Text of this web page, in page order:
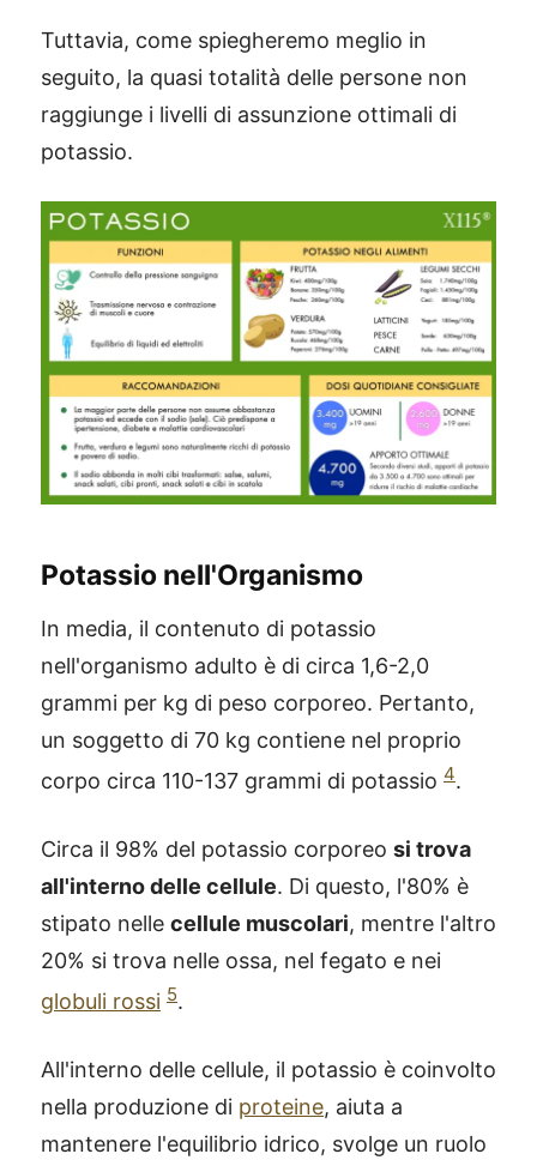
Tuttavia, come spiegheremo meglio in
seguito, la quasi totalità delle persone non
raggiunge i livelli di assunzione ottimali di
potassio.
Potassio nell'Organismo
In media, il contenuto di potassio
nell'organismo adulto è di circa 1,6-2,0
grammi per kg di peso corporeo. Pertanto,
un soggetto di 70 kg contiene nel proprio
corpo circa 110-137 grammi di potassio 4.
Circa il 98% del potassio corporeo si trova
all'interno delle cellule. Di questo, l'80% è
stipato nelle cellule muscolari, mentre l'altro
20% si trova nelle ossa, nel fegato e nei
globuli rossi 5.
All'interno delle cellule, il potassio è coinvolto
nella produzione di proteine, aiuta a
mantenere l'equilibrio idrico, svolge un ruolo